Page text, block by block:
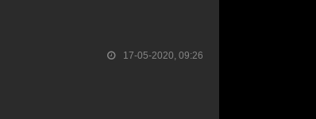
17-05-2020, 09:26